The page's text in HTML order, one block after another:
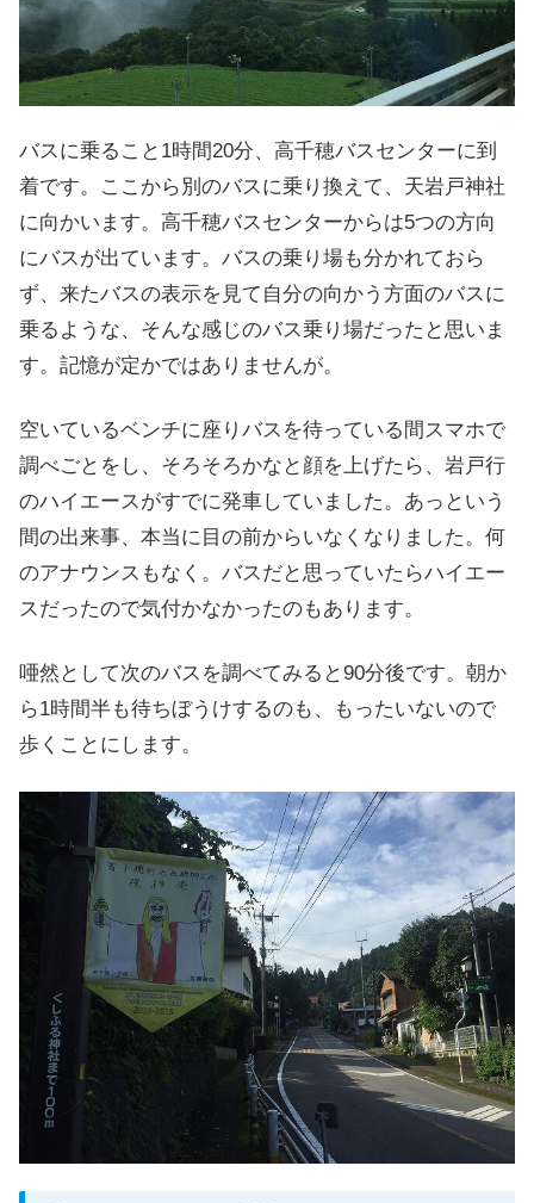
バスに乗ること1時間20分、高千穂バスセンターに到
着です。ここから別のバスに乗り換えて、天岩戸神社
に向かいます。高千穂バスセンターからは5つの方向
にバスが出ています。バスの乗り場も分かれておら
ず、来たバスの表示を見て自分の向かう方面のバスに
乗るような、そんな感じのバス乗り場だったと思いま
す。記憶が定かではありませんが。
空いているベンチに座りバスを待っている間スマホで
調べごとをし、そろそろかなと顔を上げたら、岩戸行
のハイエースがすでに発車していました。あっという
間の出来事、本当に目の前からいなくなりました。何
のアナウンスもなく。バスだと思っていたらハイエー
スだったので気付かなかったのもあります。
唖然として次のバスを調べてみると90分後です。朝か
ら1時間半も待ちぼうけするのも、もったいないので
歩くことにします。